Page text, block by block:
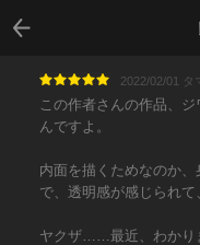
戻る
2022/02/01 タ
この作者さんの作品、
んですよ。
内面を描くためなのか
で、透明感が感じられて
ヤクザ……最近、わかり